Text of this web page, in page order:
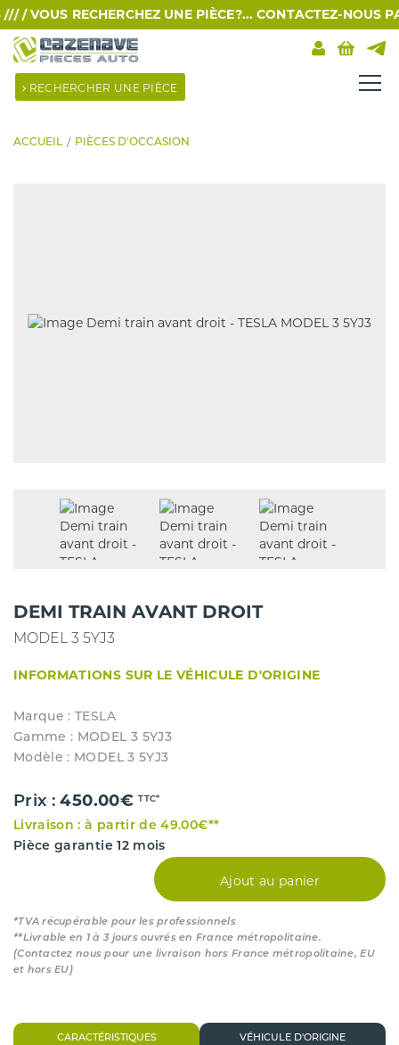
/ VOUS RECHERCHEZ UNE PIÈCE?... CONTACTEZ-NOUS
RECHERCHER UNE PIÈCE
ACCUEIL PIÈCES D'OCCASION
DEMI TRAIN AVANT DROIT
MODEL 3 5YJ3
INFORMATIONS SUR LE VÉHICULE D'ORIGINE
Marque : TESLA
Gamme : MODEL 3 5YJ3
Modèle : MODEL 3 5YJ3
Prix :450.00€ TTC*
Livraison : à partir de 49.00€**
Pièce garantie 12 mois
Ajout au panier
*TVA récupérable pour les professionnels
**Livrable en 1 à 3 jours ouvrés en France métropolitaine.
(Contactez nous pour une livraison hors France métropolitaine, EU
et hors EU)
CARACTÉRISTIQUES VÉHICULE D'ORIGINE